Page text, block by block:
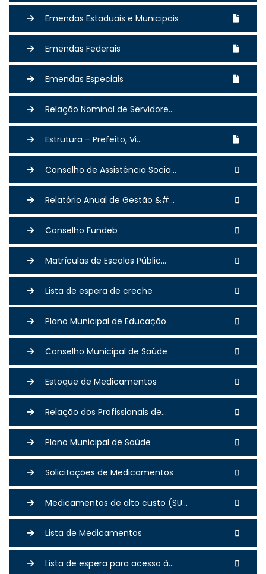
Emendas Estaduais e Municipais
Emendas Federais
Emendas Especiais
Relação Nominal de Servidore...
Estrutura – Prefeito, Vi...
Conselho de Assistência Socia...
Relatório Anual de Gestão &#...
Conselho Fundeb
Matrículas de Escolas Públic...
Lista de espera de creche
Plano Municipal de Educação
Conselho Municipal de Saúde
Estoque de Medicamentos
Relação dos Profissionais de...
Plano Municipal de Saúde
Solicitações de Medicamentos
Medicamentos de alto custo (SU...
Lista de Medicamentos
Lista de espera para acesso à...